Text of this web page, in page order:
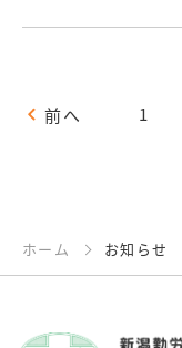
1
前へ
ホーム お知らせ